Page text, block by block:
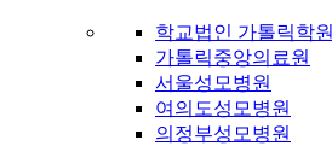
학교법인 가톨릭학원
가톨릭중앙의료원
서울성모병원
여의도성모병원
의정부성모병원